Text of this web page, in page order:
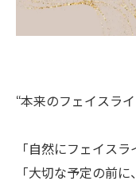
“本来のフェイスラ
「自然にフェイスラ
「大切な予定の前